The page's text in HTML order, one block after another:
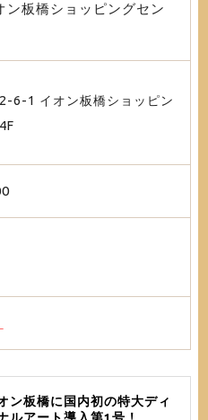
ン板橋ショッピングセン
6-1 イオン板橋ショッピン
ン板橋に国内初の特大ディ
ルアート導入第1号！